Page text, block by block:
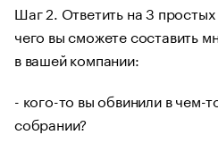
Шаг 2. Ответить на 3
чего вы сможете составить
в вашей компании:
- кого-то вы обвинили в чем-
собрании?